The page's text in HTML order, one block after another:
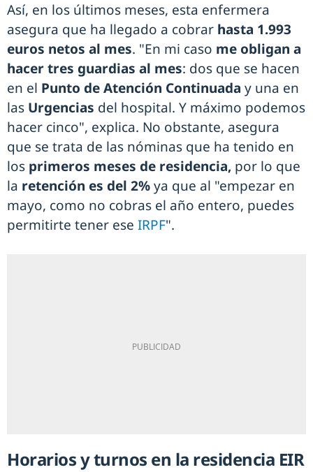
Así, en los últimos meses, esta enfermera
asegura que ha llegado a cobrar hasta 1.993
euros netos al mes. "En mi caso me obligan a
hacer tres guardias al mes: dos que se hacen
en el Punto de Atención Continuada y una en
las Urgencias del hospital. Y máximo podemos
hacer cinco", explica. No obstante, asegura
que se trata de las nóminas que ha tenido en
los primeros meses de residencia, por lo que
la retención es del 2%ya que al "empezar en
mayo, como no cobras el año entero, puedes
permitirte tener ese IRPF".
Horarios y turnos en la residencia EIR